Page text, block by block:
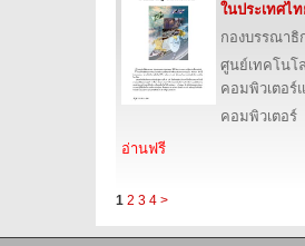
ในประเทศไ
กองบรรณาธิ
ศูนย์เทคโนโ
คอมพิวเตอร์
คอมพิวเตอร์
อ่านฟรี
1 2 3 4 >